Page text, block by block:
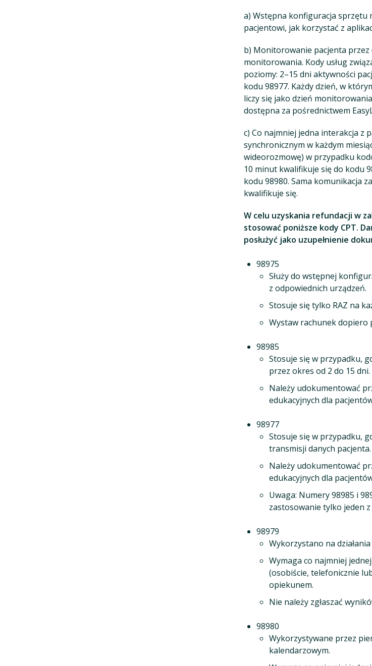
a) Wstępna konfiguracja sprzętu
pacjentowi, jak korzystać z
b) Monitorowanie pacjenta przez
monitorowania. Kody usług
poziomy: 2–15 dni aktywności
kodu 98977. Każdy dzień, w
liczy się jako dzień
dostępna za pośrednictwem
c) Co najmniej jedna interakcja z
synchronicznym w każdym
wideorozmowę) w przypadku
10 minut kwalifikuje się do kodu
kodu 98980. Sama komunikacja
kwalifikuje się.
W celu uzyskania refundacji w
stosować poniższe kody CPT.
posłużyć jako uzupełnienie
98975
Służy do wstępnej
z odpowiednich urządzeń.
Stosuje się tylko RAZ na
Wystaw rachunek dopiero
98985
Stosuje się w przypadku,
przez okres od 2 do 15 dni.
Należy udokumentować
edukacyjnych dla
98977
Stosuje się w przypadku,
transmisji danych pacjenta.
Należy udokumentować
edukacyjnych dla
Uwaga: Numery 98985 i
zastosowanie tylko jeden z
98979
Wykorzystano na
Wymaga co najmniej
(osobiście, telefonicznie
opiekunem.
Nie należy zgłaszać
98980
Wykorzystywane przez
kalendarzowym.